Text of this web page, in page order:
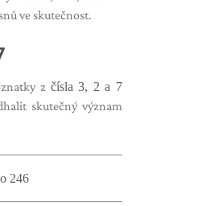
ve skutečnost.
z čísla 3, 2 a 7
skutečný význam
246